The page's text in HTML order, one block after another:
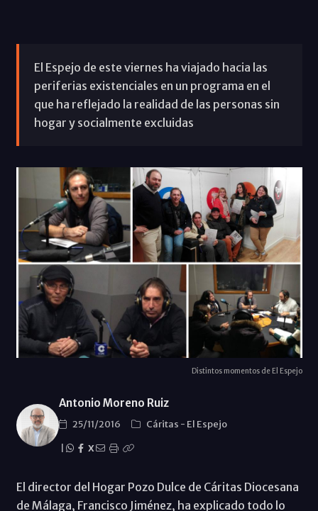
El Espejo de este viernes ha viajado hacia las
periferias existenciales en un programa en el
que ha reflejado la realidad de las personas sin
hogar y socialmente excluidas
Distintos momentos de El Espejo
Antonio Moreno Ruiz
25/11/2016 Cáritas - El Espejo
X
El director del Hogar Pozo Dulce de Cáritas Diocesana
de Málaga, Francisco Jiménez, ha explicado todo lo